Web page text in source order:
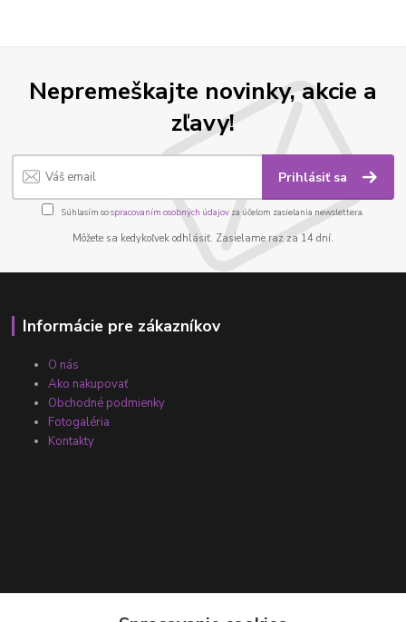
Nepremeškajte novinky, akcie a
zľavy!
Prihlásiť sa
Súhlasím sospracovaním osobných údajov za účelom zasielania newslettera.
Môžete sa kedykoľvek odhlásiť. Zasielame raz za 14 dní.
Informácie pre zákazníkov
O nás
Ako nakupovať
Obchodné podmienky
Fotogaléria
Kontakty